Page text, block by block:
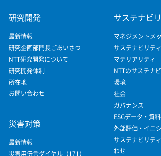
研究開発
最新情報
研究企画部門長ごあいさつ
NTT研究開発について
研究開発体制
所在地
お問い合わせ
災害対策
最新情報
災害用伝言ダイヤル（171）
サステナビ
マネジメントメ
サステナビリテ
マテリアリティ
NTTのサステナ
環境
社会
ガバナンス
ESGデータ・資料
外部評価・イニ
サステナビリテ
わせ